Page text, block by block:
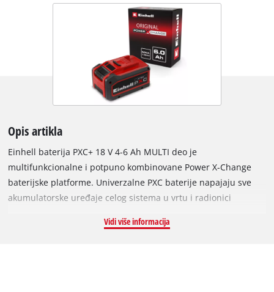
Opis artikla
Einhell baterija PXC+ 18 V 4-6 Ah MULTI deo je
multifunkcionalne i potpuno kombinovane Power X-Change
baterijske platforme. Univerzalne PXC baterije napajaju sve
akumulatorske uređaje celog sistema u vrtu i radionici
se može koristiti u načinu rada od 6 Ah za duže vreme rada ili
Vidi više informacija